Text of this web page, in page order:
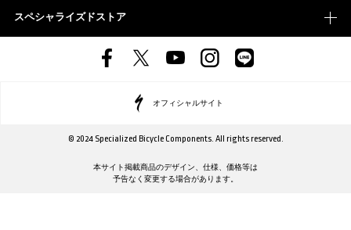
スペシャライズドストア
オフィシャルサイト
© 2024 Specialized Bicycle Components. All rights reserved.
本サイト掲載商品のデザイン、仕様、価格等は
予告なく変更する場合があります。